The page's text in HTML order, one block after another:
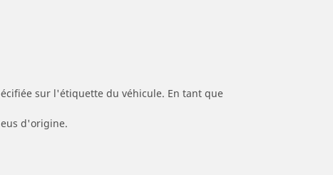
sur l'étiquette du véhicule. En tant que
d'origine.